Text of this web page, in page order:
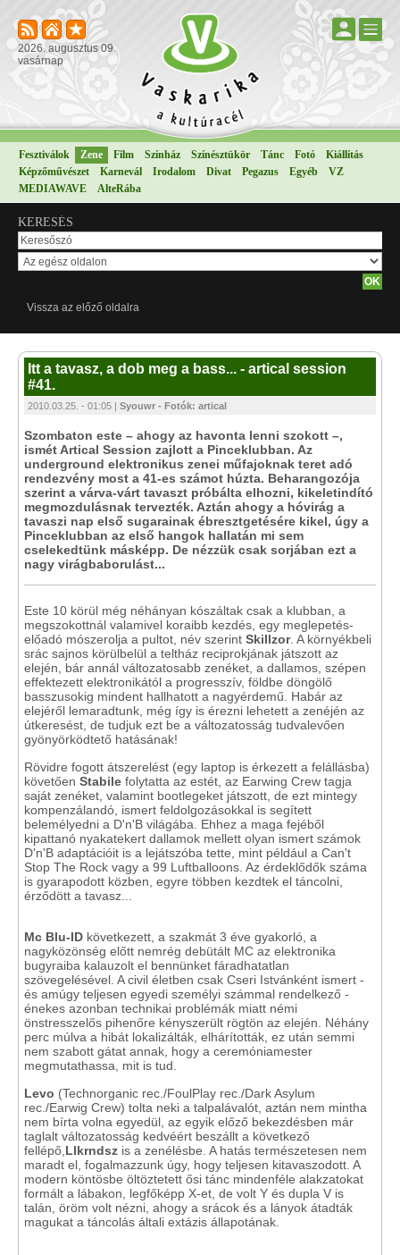
2026. augusztus 09.
vasárnap
Fesztiválok Zene Film Színház Színésztükör Tánc Fotó
Kiállítás
Képzőművészet
Karnevál Irodalom Divat Pegazus Egyéb
VZ
MEDIAWAVE
AlteRába
KERESÉS
Vissza az előző oldalra
Itt a tavasz, a dob meg a bass... - artical session
#41.
2010.03.25. - 01:05 | Syouwr - Fotók: artical
Szombaton este – ahogy az havonta lenni szokott –,
ismét Artical Session zajlott a Pinceklubban. Az
underground elektronikus zenei műfajoknak teret adó
rendezvény most a 41-es számot húzta. Beharangozója
szerint a várva-várt tavaszt próbálta elhozni, kikeletindító
megmozdulásnak tervezték. Aztán ahogy a hóvirág a
tavaszi nap első sugarainak ébresztgetésére kikel, úgy a
Pinceklubban az első hangok hallatán mi sem
cselekedtünk másképp. De nézzük csak sorjában ezt a
nagy virágbaborulást...
Este 10 körül még néhányan kószáltak csak a klubban, a
megszokottnál valamivel koraibb kezdés, egy meglepetés-
előadó mószerolja a pultot, név szerint Skillzor. A környékbeli
srác sajnos körülbelül a teltház reciprokjának játszott az
elején, bár annál változatosabb zenéket, a dallamos, szépen
effektezett elektronikától a progresszív, földbe döngölő
basszusokig mindent hallhatott a nagyérdemű. Habár az
elejéről lemaradtunk, még így is érezni lehetett a zenéjén az
útkeresést, de tudjuk ezt be a változatosság tudvalevően
gyönyörködtető hatásának!
Rövidre fogott átszerelést (egy laptop is érkezett a felállásba)
követően Stabile folytatta az estét, az Earwing Crew tagja
saját zenéket, valamint bootlegeket játszott, de ezt mintegy
kompenzálandó, ismert feldolgozásokkal is segített
belemélyedni a D'n'B világába. Ehhez a maga fejéből
kipattanó nyakatekert dallamok mellett olyan ismert számok
D'n'B adaptációit is a lejátszóba tette, mint például a Can't
Stop The Rock vagy a 99 Luftballoons. Az érdeklődők száma
is gyarapodott közben, egyre többen kezdtek el táncolni,
érződött a tavasz...
Mc Blu-ID következett, a szakmát 3 éve gyakorló, a
nagyközönség előtt nemrég debütált MC az elektronika
bugyraiba kalauzolt el bennünket fáradhatatlan
szövegelésével. A civil életben csak Cseri Istvánként ismert -
és amúgy teljesen egyedi személyi számmal rendelkező -
énekes azonban technikai problémák miatt némi
önstresszelős pihenőre kényszerült rögtön az elején. Néhány
perc múlva a hibát lokalizálták, elhárították, ez után semmi
nem szabott gátat annak, hogy a ceremóniamester
megmutathassa, mit is tud.
Levo (Technorganic rec./FoulPlay rec./Dark Asylum
rec./Earwig Crew) tolta neki a talpalávalót, aztán nem mintha
nem bírta volna egyedül, az egyik előző bekezdésben már
taglalt változatosság kedvéért beszállt a következő
fellépő, Llkrndsz is a zenélésbe. A hatás természetesen nem
maradt el, fogalmazzunk úgy, hogy teljesen kitavaszodott. A
modern köntösbe öltöztetett ősi tánc mindenféle alakzatokat
formált a lábakon, legfőképp X-et, de volt Y és dupla V is
talán, öröm volt nézni, ahogy a srácok és a lányok átadták
magukat a táncolás általi extázis állapotának.